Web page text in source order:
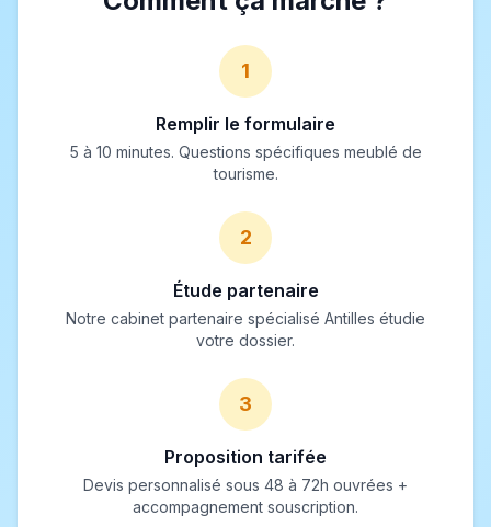
1
Remplir le formulaire
5 à 10 minutes. Questions spécifiques meublé de
tourisme.
2
Étude partenaire
Notre cabinet partenaire spécialisé Antilles étudie
votre dossier.
3
Proposition tarifée
Devis personnalisé sous 48 à 72h ouvrées +
accompagnement souscription.